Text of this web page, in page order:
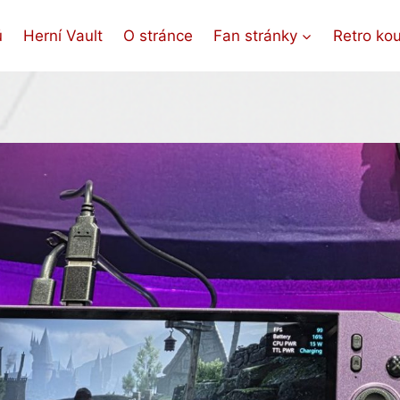
Herní Vault O stránce Fan stránky Retro